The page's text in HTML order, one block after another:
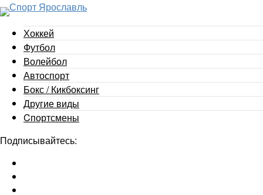
Хоккей
Футбол
Волейбол
Автоспорт
Бокс / Кикбоксинг
Другие виды
Cпортсмены
Подписывайтесь: